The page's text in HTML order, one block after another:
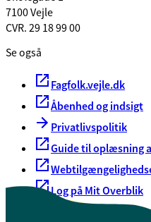
7100 Vejle
CVR. 29 18 99 00
Se også
Fagfolk.vejle.dk
Åbenhed og indsigt
Privatlivspolitik
Guide til oplæsning
Log på Mit Overblik